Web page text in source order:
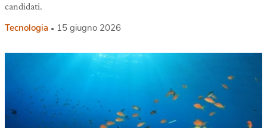
candidati.
Tecnologia 15 giugno 2026